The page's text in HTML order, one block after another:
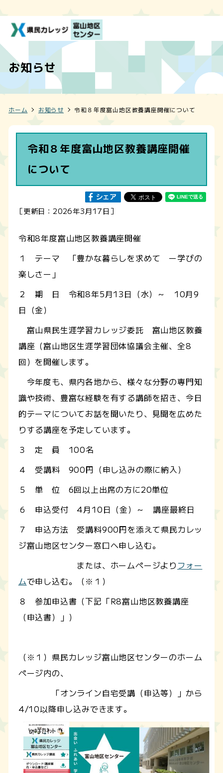
お知らせ
ホーム お知らせ 令和８年度富山地区教養講座開催について
令和８年度富山地区教養講座開催
について
［更新日：2026年3月17日］
令和8年度富山地区教養講座開催
１ テーマ 「豊かな暮らしを求めて ー学びの
楽しさー」
２ 期 日 令和8年5月13日（水）～ 10月9
日（金）
富山県民生涯学習カレッジ委託 富山地区教養
講座（富山地区生涯学習団体協議会主催、全8
回）を開催します。
今年度も、県内各地から、様々な分野の専門知
識や技術、豊富な経験を有する講師を招き、今日
的テーマについてお話を聞いたり、見聞を広めた
りする講座を予定しています。
３ 定 員 100名
４ 受講料 900円（申し込みの際に納入）
５ 単 位 6回以上出席の方に20単位
６ 申込受付 4月10日（金）～ 講座最終日
７ 申込方法 受講料900円を添えて県民カレッ
ジ富山地区センター窓口へ申し込む。
または、ホームページより フォー
ムで申し込む。（※１）
８ 参加申込書（下記「R8富山地区教養講座
（申込書）」）
（※１）県民カレッジ富山地区センターのホーム
ページ内の、
「オンライン自宅受講（申込等）」から
4/10以降申し込みできます。